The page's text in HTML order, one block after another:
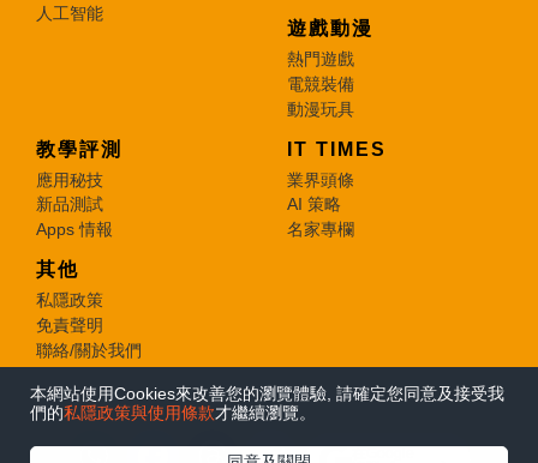
本網站使用Cookies來改善您的瀏覽體驗, 請確定您同意及接受我
們的私隱政策與使用條款才繼續瀏覽。
人工智能
遊戲動漫
熱門遊戲
電競裝備
動漫玩具
教學評測
應用秘技
新品測試
Apps 情報
IT TIMES
業界頭條
AI 策略
名家專欄
其他
私隱政策
免責聲明
聯絡/關於我們
© 2026 e-zone. All Rights Reserved.